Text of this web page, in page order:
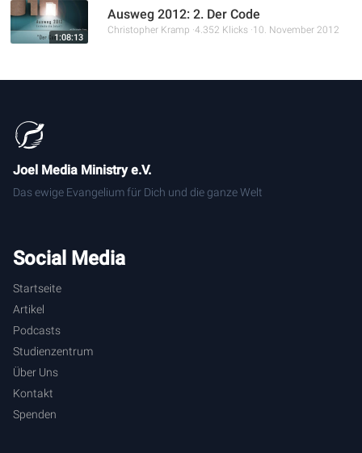
1:08:13
Ausweg 2012: 2. Der Code
Christopher Kramp 4.352 Klicks 10. November 2012
Joel Media Ministry e.V.
Das ewige Evangelium für Dich und die ganze Welt
Social Media
Startseite
Artikel
Podcasts
Studienzentrum
Über Uns
Kontakt
Spenden